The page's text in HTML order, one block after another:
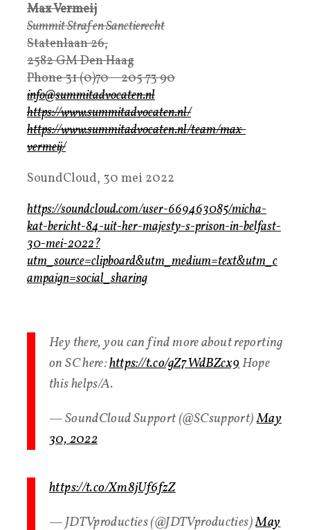
Max Vermeij
Summit Straf en Sanctierecht
Statenlaan 26,
2582 GM Den Haag
Phone 31 (0)70 – 205 73 90
info@summitadvocaten.nl
https://www.summitadvocaten.nl/
https://www.summitadvocaten.nl/team/max-
vermeij/
SoundCloud, 30 mei 2022
https://soundcloud.com/user-669463085/micha-
kat-bericht-84-uit-her-majesty-s-prison-in-belfast-
30-mei-2022?
utm_source=clipboard&utm_medium=text&utm_c
ampaign=social_sharing
Hey there, you can find more about reporting
on SC here:https://t.co/gZ7WdBZcx9Hope
this helps/A.
— SoundCloud Support (@SCsupport)May
30, 2022
https://t.co/Xm8jUf6fzZ
— JDTVproducties (@JDTVproducties)May